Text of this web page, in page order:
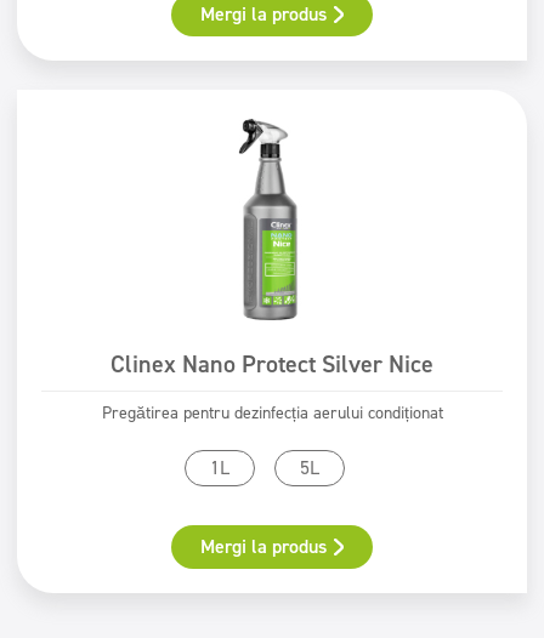
Mergi la produs
Clinex Nano Protect Silver Nice
Pregătirea pentru dezinfecția aerului condiționat
1L 5L
Mergi la produs